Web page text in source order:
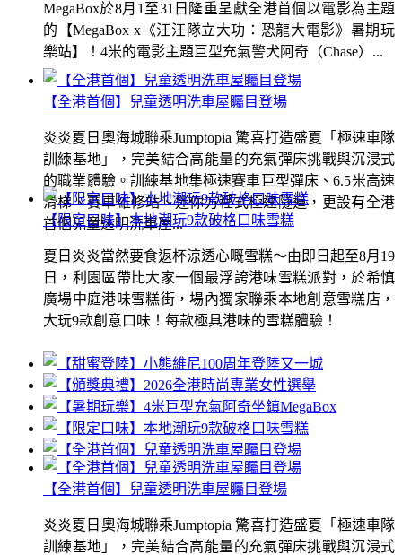
【全港首個】兒童透明洗車屋矚目登場
炎炎夏日奧海城聯乘Jumptopia 驚喜打造盛夏「極速車隊
訓練基地」，完美結合高能量的充氣彈床挑戰與沉浸式
的職業體驗。訓練基地集極速賽車巨型彈床、6.5米高速
滑梯、賽車維修站、迷你方程式極速隧道，更設有全港
首個兒童透明洗車屋...
MegaBox於8月1至31日隆重呈獻全港首個以電影為主題
的【MegaBox x《汪汪隊立大功：恐龍大電影》暑期玩
樂站】！4米的電影主題巨型充氣警犬阿奇（Chase）...
【限定口味】本地潮玩9款破格口味雪糕
夏日炎炎當然要食返杯涼透心嘅雪糕～由即日起至8月19
日，利園區帶比大家一個最浮誇港味雪糕派對，於希慎
廣場中庭港味雪糕街，場內獨家聯乘本地創意雪糕店，
大玩9款創意口味！每款極具港味的雪糕體驗！
【全港首個】兒童透明洗車屋矚目登場
炎炎夏日奧海城聯乘Jumptopia 驚喜打造盛夏「極速車隊
訓練基地」，完美結合高能量的充氣彈床挑戰與沉浸式